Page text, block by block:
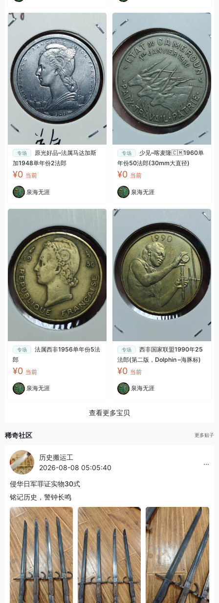
专场
原光好品–法属马达加斯
加1948单年份2法郎
¥0 当前
泉海无涯
专场
少见–喀麦隆🇨🇲1960单
年份50法郎(30mm大直径)
¥0 当前
泉海无涯
专场
法属西非1956单年份5法
郎
¥0 当前
泉海无涯
专场
西非国家联盟1990年25
法郎(第二版，Dolphin –海豚标)
¥0 当前
泉海无涯
查看更多宝贝
稀奇社区 更多贴子
历史搬运工
2026-08-08 05:05:40
...
侵华日军罪证实物30式
铭记历史，警钟长鸣